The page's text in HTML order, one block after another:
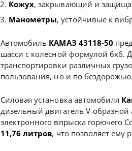
Кожух, закрывающий и
Манометры, устойчивые к
Автомобиль КАМАЗ 43118-50
шасси с колесной формулой 6х6.
транспортировки различных
пользования, но и по бездорожью.
Силовая установка автомобиля
дизельный двигатель V-
электронного впрыска горючего
11,76 литров, что позволяет ему